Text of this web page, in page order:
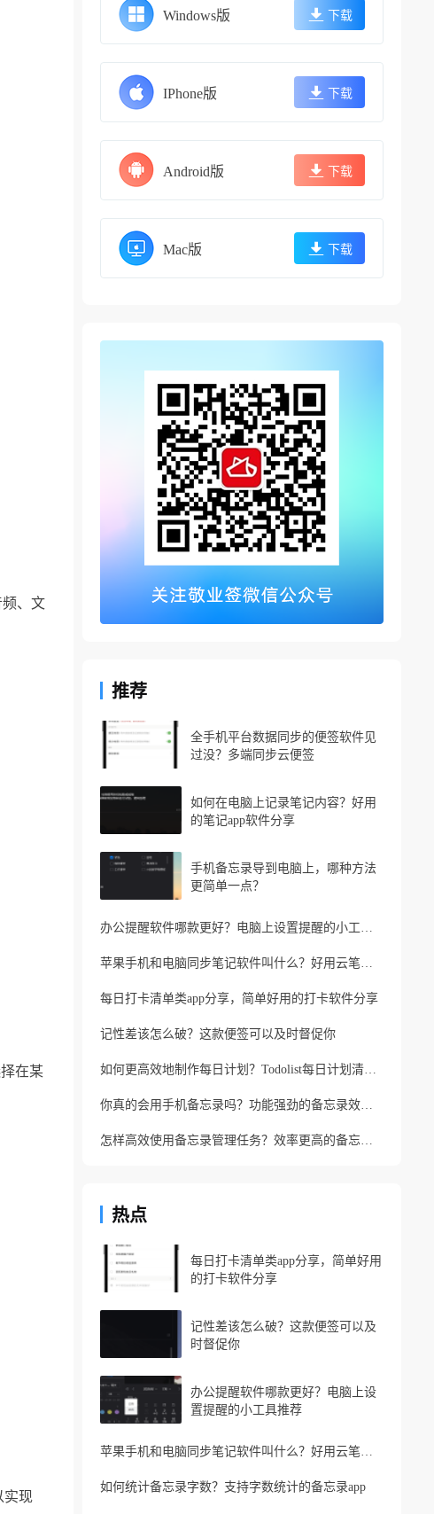
、文
在某
实现
Windows版 下载
IPhone版 下载
Android版 下载
Mac版 下载
推荐
全手机平台数据同步的便签软件见
过没？多端同步云便签
如何在电脑上记录笔记内容？好用
的笔记app软件分享
手机备忘录导到电脑上，哪种方法
更简单一点？
办公提醒软件哪款更好？电脑上设置提醒的小工具推荐
苹果手机和电脑同步笔记软件叫什么？好用云笔记软件分享
每日打卡清单类app分享，简单好用的打卡软件分享
记性差该怎么破？这款便签可以及时督促你
如何更高效地制作每日计划？Todolist每日计划清单制作方法
你真的会用手机备忘录吗？功能强劲的备忘录效率工具
怎样高效使用备忘录管理任务？效率更高的备忘录app
热点
每日打卡清单类app分享，简单好用
的打卡软件分享
记性差该怎么破？这款便签可以及
时督促你
办公提醒软件哪款更好？电脑上设
置提醒的小工具推荐
苹果手机和电脑同步笔记软件叫什么？好用云笔记软件分享
如何统计备忘录字数？支持字数统计的备忘录app